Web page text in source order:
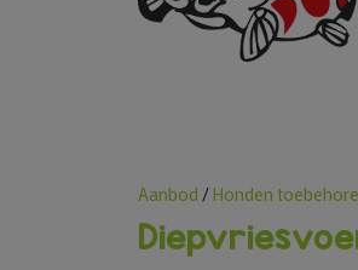
Aanbod /Honden